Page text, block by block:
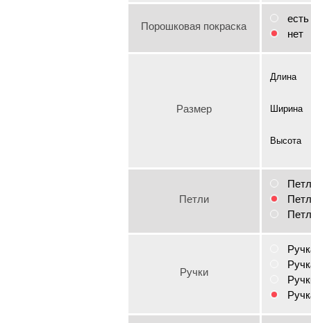
Порошковая покраска
есть
нет
Размер
Длина
Ширина
Высота
Петли
Ручки